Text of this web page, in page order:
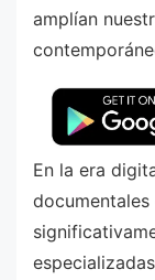
amplían
En la era